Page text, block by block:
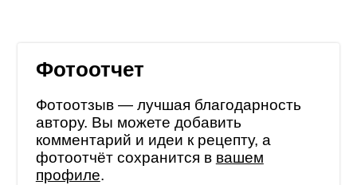
Фотоотчет
Фотоотзыв — лучшая благодарность
автору. Вы можете добавить
комментарий и идеи к рецепту, а
фотоотчёт сохранится в вашем
профиле.